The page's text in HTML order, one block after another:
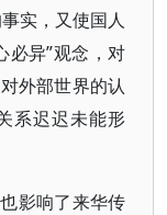
实，又使国人
必异”观念，对
外部世界的认
系迟迟未能形
影响了来华传